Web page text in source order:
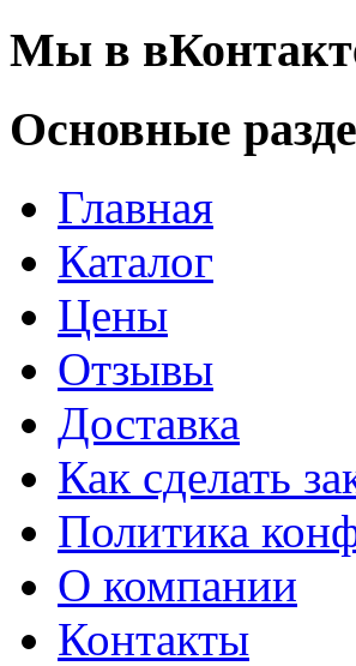
Мы в
Основные
Главная
Каталог
Цены
Отзывы
Доставка
Как сделать
Политика
О компании
Контакты